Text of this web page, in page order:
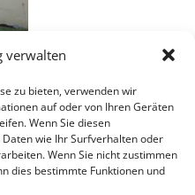
verwalten
zu bieten, verwenden wir
auf oder von Ihren Geräten
Wenn Sie diesen
wie Ihr Surfverhalten oder
Wenn Sie nicht zustimmen
dies bestimmte Funktionen und